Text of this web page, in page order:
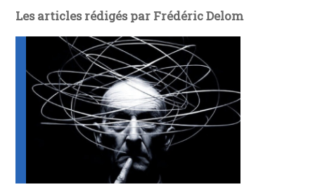
Les articles rédigés par Frédéric Delom